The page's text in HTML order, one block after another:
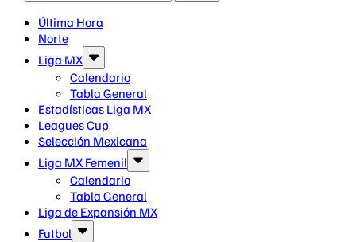
Última Hora
Norte
Liga MX
Calendario
Tabla General
Estadísticas Liga MX
Leagues Cup
Selección Mexicana
Liga MX Femenil
Calendario
Tabla General
Liga de Expansión MX
Futbol